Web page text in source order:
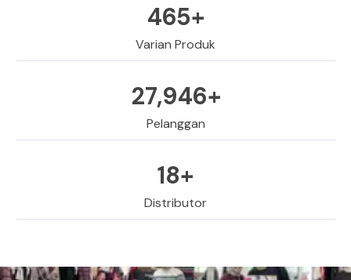
Varian Produk
500+
Pelanggan
30,000+
Distributor
20+